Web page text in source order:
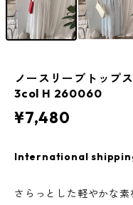
ノースリーブトップ
3col H 260060
¥7,480
International
さらっとした軽やかな